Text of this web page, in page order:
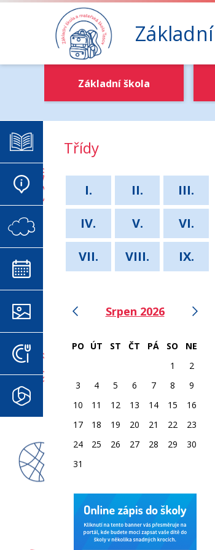
Základní škola
Třídy
I. II.
III.
IV.
V.
VI.
VII.
VIII. IX.
Srpen 2026
PO ÚT ST ČT PÁ SO
NE
1
2
3
4 5 6 7 8
9
10
11 12 13 14 15
16
17
18 19 20 21 22
23
24
25 26 27 28 29
30
31
ELEKTRONICKÁ ŽÁKOVSKÁ
AKTUALITY
VIRTUÁLNÍ SCHRÁNKA DŮVĚRY
KALENDÁŘ
FOTOGALERIE
JÍDELNÍČEK